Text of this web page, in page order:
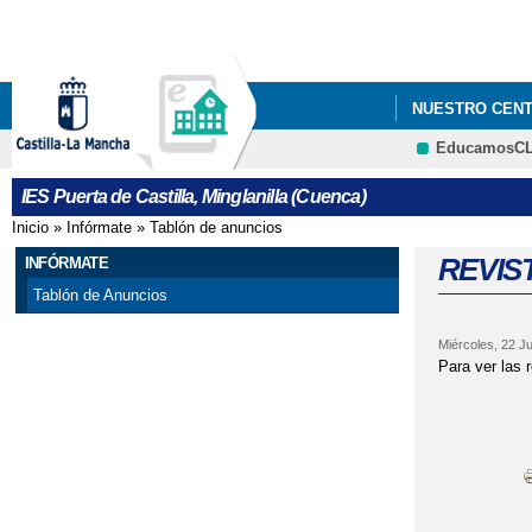
NUESTRO
IES Puerta de Castilla, Minglanilla (Cuenca)
Se encuentra usted aquí
Inicio » Infórmate » Tablón de anuncios
INFÓRMATE
Tablón de Anuncios
Miércoles, 22
Para ver las